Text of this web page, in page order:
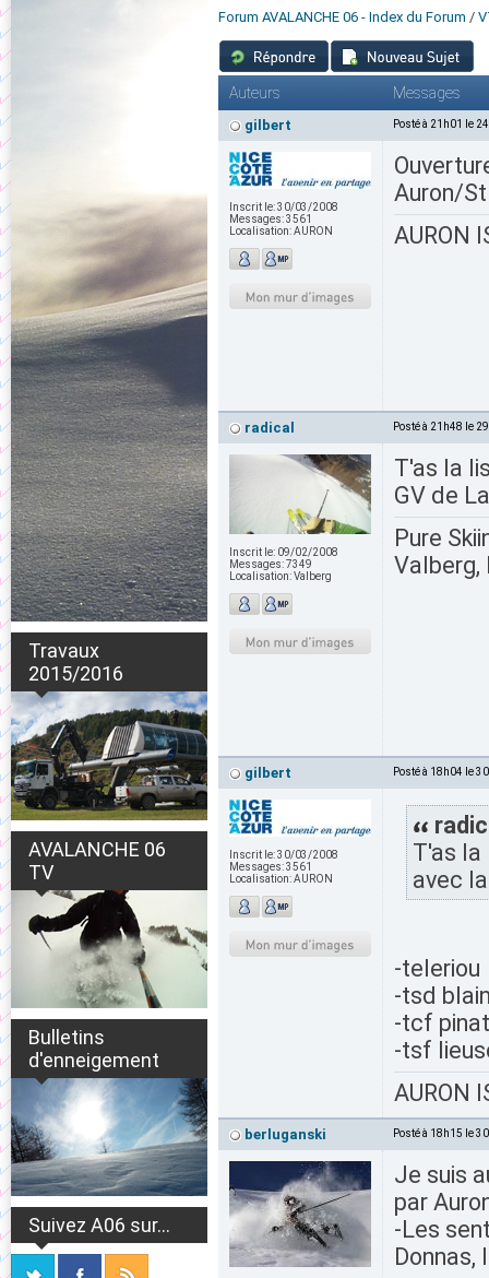
Travaux
2015/2016
AVALANCHE 06
TV
Bulletins
d'enneigement
Suivez A06 sur...
Forum AVALANCHE 06 - Index du Forum /
Auteurs Messages
gilbert Posté à 21h01 le
Inscrit le:30/03/2008
Messages:3561
Localisation:AURON
Auron/
AURON
radical Posté à 21h48 le
Inscrit le: 09/02/2008
Messages:7349
Localisation:Valberg
T'as la
GV de
Pure
Valberg,
gilbert Posté à 18h04 le
Inscrit le:30/03/2008
Messages:3561
Localisation:AURON
T'as la
avec
-teleriou
-tsd
-tcf
-tsf
AURON
berluganski Posté à 18h15 le
Je suis
par
-Les